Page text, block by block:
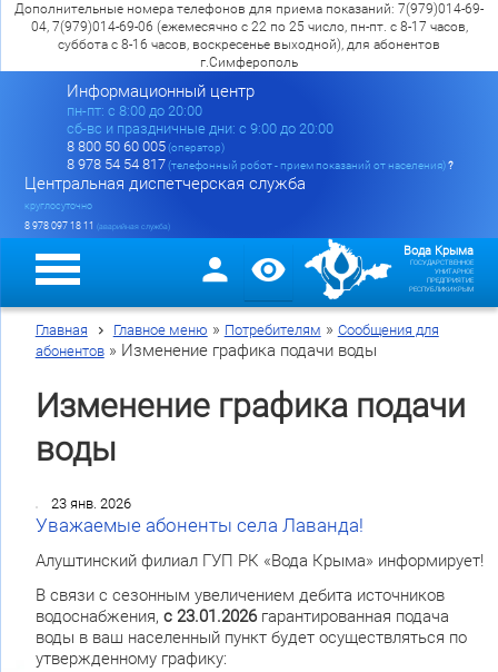
Дополнительные номера телефонов для приема показаний: 7(979)014-69-
04, 7(979)014-69-06 (ежемесячно с 22 по 25 число, пн-пт. с 8-17 часов,
суббота с 8-16 часов, воскресенье выходной), для абонентов
г.Симферополь
Информационный центр
пн-пт: c 8:00 до 20:00
сб-вс и праздничные дни: с 9:00 до 20:00
8 800 50 60 005(оператор)
8 978 54 54 817(телефонный робот - прием показаний от населения)?
Центральная диспетчерская служба
круглосуточно
8 978 097 18 11 (аварийная служба)
Вода Крыма
ГОСУДАРСТВЕННОЕ
УНИТАРНОЕ
ПРЕДПРИЯТИЕ
РЕСПУБЛИКИ КРЫМ
Главная Главное меню » Потребителям » Сообщения для
абонентов» Изменение графика подачи воды
Изменение графика подачи
воды
23 янв. 2026
Уважаемые абоненты села Лаванда!
Алуштинский филиал ГУП РК «Вода Крыма» информирует!
В связи с сезонным увеличением дебита источников
водоснабжения, с 23.01.2026гарантированная подача
воды в ваш населенный пункт будет осуществляться по
утвержденному графику: